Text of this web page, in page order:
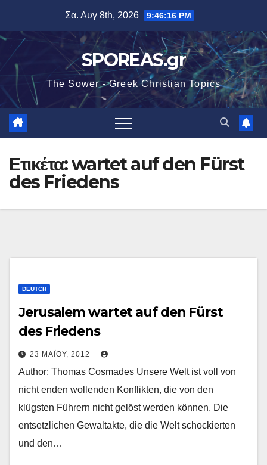
περιεχόμενο
Σα. Αυγ 8th, 2026 9:46:16 PM
SPOREAS.gr
The Sower - Greek Christian Topics
Ετικέτα:wartet auf den Fürst
des Friedens
DEUTCH
Jerusalem wartet auf den Fürst
des Friedens
23 ΜΑΪ́ΟΥ, 2012
Author: Thomas Cosmades Unsere Welt ist voll von
nicht enden wollenden Konflikten, die von den
klügsten Führern nicht gelöst werden können. Die
entsetzlichen Gewaltakte, die die Welt schockierten
und den…